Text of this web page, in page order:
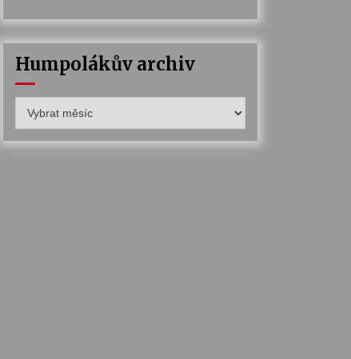
Humpolákův archiv
archiv